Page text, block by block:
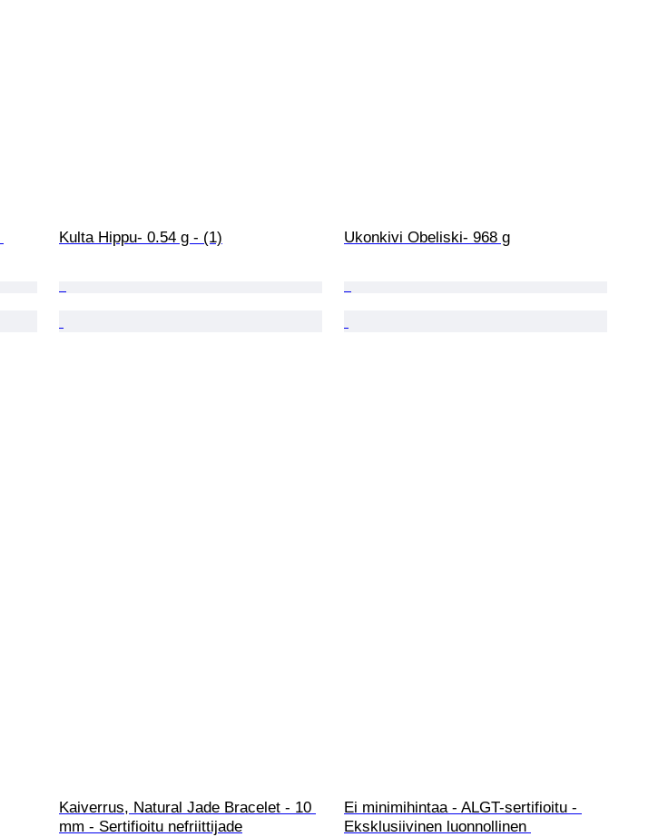
Kulta Hippu- 0.54 g - (1) Ukonkivi Obeliski- 968 g
Kaiverrus, Natural Jade Bracelet - 10
mm - Sertifioitu nefriittijade
Ei minimihintaa - ALGT-sertifioitu -
Eksklusiivinen luonnollinen